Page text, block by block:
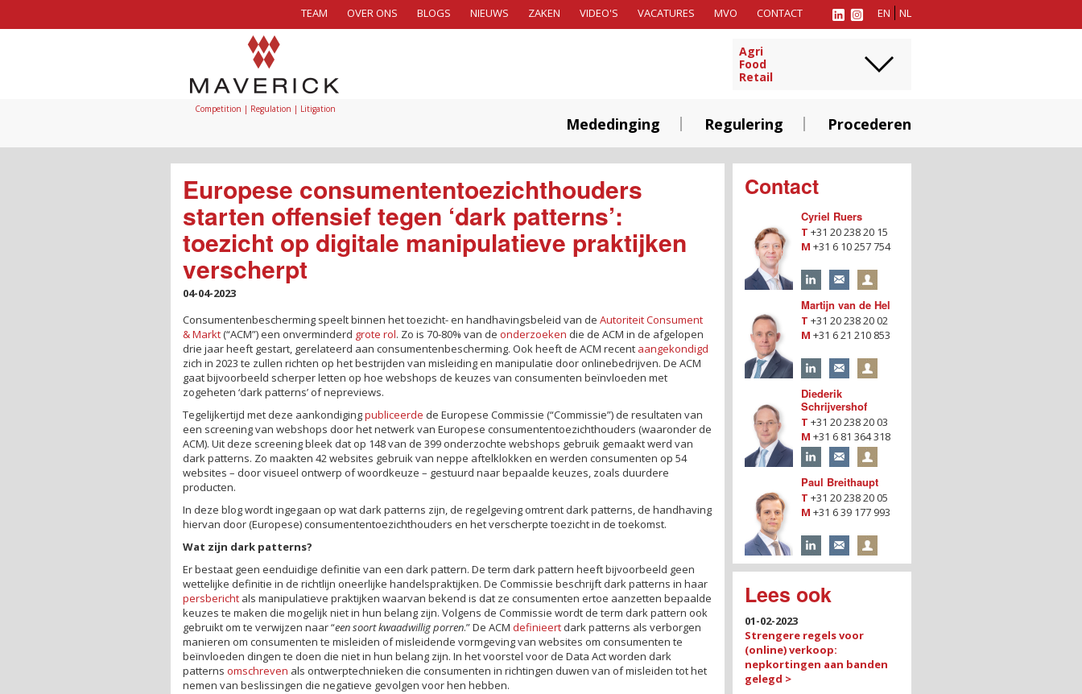
EN NL
TEAM OVER ONS BLOGS NIEUWS ZAKEN VIDEO'S VACATURES MVO CONTACT
Competition | Regulation | Litigation
Agri
Food
Retail
Mededinging Regulering Procederen
Europese consumententoezichthouders
starten offensief tegen ‘dark patterns’:
toezicht op digitale manipulatieve praktijken
verscherpt
04-04-2023
Consumentenbescherming speelt binnen het toezicht- en handhavingsbeleid van de Autoriteit Consument
& Markt(“ACM”) een onverminderd grote rol. Zo is 70-80% van de onderzoeken die de ACM in de afgelopen
drie jaar heeft gestart, gerelateerd aan consumentenbescherming. Ook heeft de ACM recent aangekondigd
zich in 2023 te zullen richten op het bestrijden van misleiding en manipulatie door onlinebedrijven. De ACM
gaat bijvoorbeeld scherper letten op hoe webshops de keuzes van consumenten beïnvloeden met
zogeheten ‘dark patterns’ of nepreviews.
Tegelijkertijd met deze aankondigingpubliceerde de Europese Commissie (“Commissie”) de resultaten van
een screening van webshops door het netwerk van Europese consumententoezichthouders (waaronder de
ACM). Uit deze screening bleek dat op 148 van de 399 onderzochte webshops gebruik gemaakt werd van
dark patterns. Zo maakten 42 websites gebruik van neppe aftelklokken en werden consumenten op 54
websites – door visueel ontwerp of woordkeuze – gestuurd naar bepaalde keuzes, zoals duurdere
producten.
In deze blog wordt ingegaan op wat dark patterns zijn, de regelgeving omtrent dark patterns, de handhaving
hiervan door (Europese) consumententoezichthouders en het verscherpte toezicht in de toekomst.
Wat zijn dark patterns?
Er bestaat geen eenduidige definitie van een dark pattern. De term dark pattern heeft bijvoorbeeld geen
wettelijke definitie in de richtlijn oneerlijke handelspraktijken. De Commissie beschrijft dark patterns in haar
persbericht als manipulatieve praktijken waarvan bekend is dat ze consumenten ertoe aanzetten bepaalde
keuzes te maken die mogelijk niet in hun belang zijn. Volgens de Commissie wordt de term dark pattern ook
gebruikt om te verwijzen naar “een soort kwaadwillig porren.” De ACM definieert dark patterns als verborgen
manieren om consumenten te misleiden of misleidende vormgeving van websites om consumenten te
beïnvloeden dingen te doen die niet in hun belang zijn. In het voorstel voor de Data Act worden dark
patterns omschreven als ontwerptechnieken die consumenten in richtingen duwen van of misleiden tot het
nemen van beslissingen die negatieve gevolgen voor hen hebben.
Contact
Cyriel Ruers
T +31 20 238 20 15
M +31 6 10 257 754
Martijn van de Hel
T +31 20 238 20 02
M +31 6 21 210 853
Diederik
Schrijvershof
T +31 20 238 20 03
M +31 6 81 364 318
Paul Breithaupt
T +31 20 238 20 05
M +31 6 39 177 993
Lees ook
01-02-2023
Strengere regels voor
(online) verkoop:
nepkortingen aan banden
gelegd >